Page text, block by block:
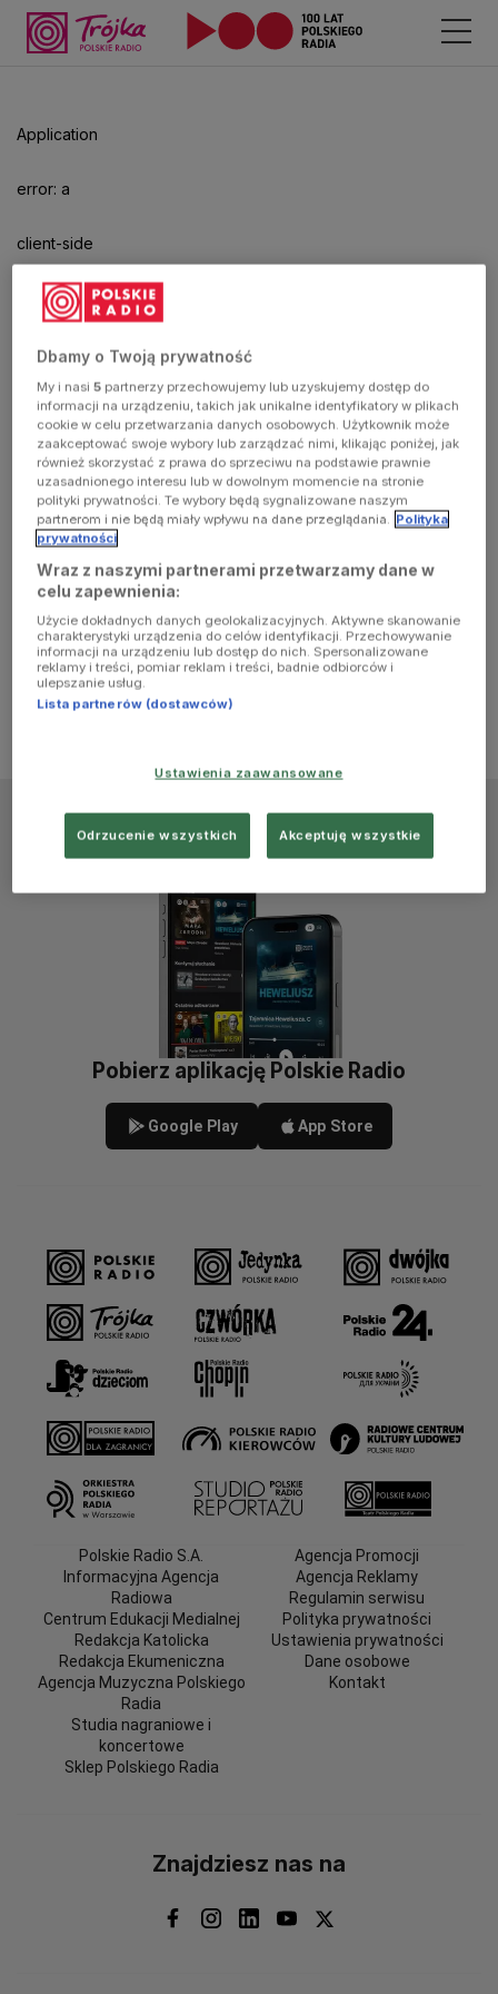
Application
error: a
client-side
exception
has
occurred
(see the
browser
console for
more
information)
Pobierz aplikację Polskie Radio
Google Play App Store
Polskie Radio S.A.
Informacyjna Agencja
Radiowa
Centrum Edukacji Medialnej
Redakcja Katolicka
Redakcja Ekumeniczna
Agencja Muzyczna Polskiego
Radia
Studia nagraniowe i
koncertowe
Sklep Polskiego Radia
Agencja Promocji
Agencja Reklamy
Regulamin serwisu
Polityka prywatności
Ustawienia prywatności
Dane osobowe
Kontakt
Znajdziesz nas na
Dbamy o Twoją prywatność
My i nasi5 partnerzy przechowujemy lub uzyskujemy dostęp do
informacji na urządzeniu, takich jak unikalne identyfikatory w plikach
cookie w celu przetwarzania danych osobowych. Użytkownik może
zaakceptować swoje wybory lub zarządzać nimi, klikając poniżej, jak
również skorzystać z prawa do sprzeciwu na podstawie prawnie
uzasadnionego interesu lub w dowolnym momencie na stronie
polityki prywatności. Te wybory będą sygnalizowane naszym
partnerom i nie będą miały wpływu na dane przeglądania. Polityka
prywatności
Wraz z naszymi partnerami przetwarzamy dane w
celu zapewnienia:
Użycie dokładnych danych geolokalizacyjnych. Aktywne skanowanie
charakterystyki urządzenia do celów identyfikacji. Przechowywanie
informacji na urządzeniu lub dostęp do nich. Spersonalizowane
reklamy i treści, pomiar reklam i treści, badnie odbiorców i
ulepszanie usług.
Lista partnerów (dostawców)
Ustawienia zaawansowane
Odrzucenie wszystkich Akceptuję wszystkie